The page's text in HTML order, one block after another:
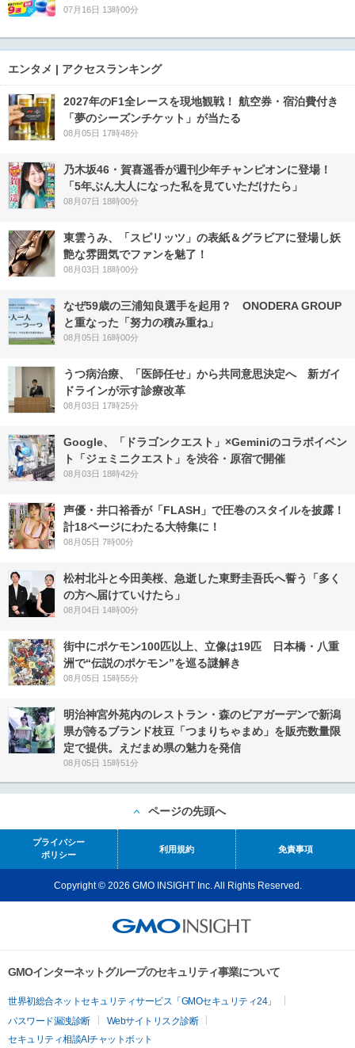
07月16日 13時00分
エンタメ | アクセスランキング
2027年のF1全レースを現地観戦！ 航空券・宿泊費付き
「夢のシーズンチケット」が当たる
08月05日 17時48分
乃木坂46・賀喜遥香が週刊少年チャンピオンに登場！
「5年ぶん大人になった私を見ていただけたら」
08月07日 18時00分
東雲うみ、「スピリッツ」の表紙＆グラビアに登場し妖
艶な雰囲気でファンを魅了！
08月03日 18時00分
なぜ59歳の三浦知良選手を起用？ ONODERA GROUP
と重なった「努力の積み重ね」
08月05日 16時00分
うつ病治療、「医師任せ」から共同意思決定へ 新ガイ
ドラインが示す診療改革
08月03日 17時25分
Google、「ドラゴンクエスト」×Geminiのコラボイベン
ト「ジェミニクエスト」を渋谷・原宿で開催
08月03日 18時42分
声優・井口裕香が「FLASH」で圧巻のスタイルを披露！
計18ページにわたる大特集に！
08月05日 7時00分
松村北斗と今田美桜、急逝した東野圭吾氏へ誓う「多く
の方へ届けていけたら」
08月04日 14時00分
街中にポケモン100匹以上、立像は19匹 日本橋・八重
洲で“伝説のポケモン”を巡る謎解き
08月05日 15時55分
明治神宮外苑内のレストラン・森のビアガーデンで新潟
県が誇るブランド枝豆「つまりちゃまめ」を販売数量限
定で提供。えだまめ県の魅力を発信
08月05日 15時51分
ページの先頭へ
プライバシー
ポリシー
利用規約 免責事項
Copyright © 2026 GMO INSIGHT Inc. All Rights Reserved.
GMOインターネットグループのセキュリティ事業について
世界初総合ネットセキュリティサービス「GMOセキュリティ24」
パスワード漏洩診断
Webサイトリスク診断
セキュリティ相談AIチャットボット